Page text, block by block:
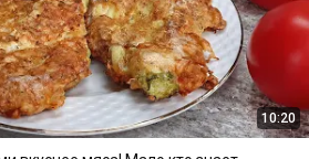
10:20